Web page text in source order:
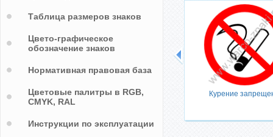
Курение
Таблица размеров знаков
Цвето-графическое
обозначение знаков
Нормативная правовая база
Цветовые палитры в RGB,
CMYK, RAL
Инструкции по эксплуатации